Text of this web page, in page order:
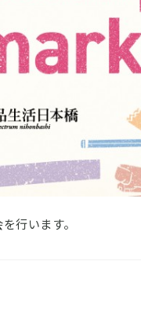
行います。